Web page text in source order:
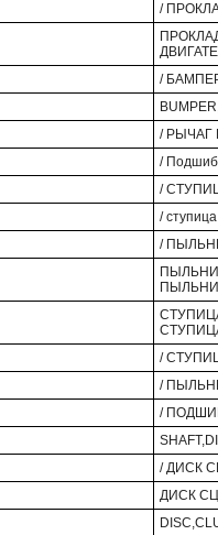
/
/
/ РЫЧАГ
/
/
/
/
/
/
/
/ ДИСК
ДИСК